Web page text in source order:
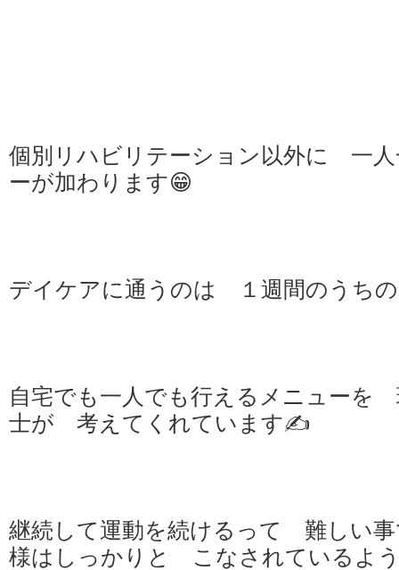
個別リハビリテーション以外に 一
ーが加わります😁
デイケアに通うのは １週間のう
自宅でも一人でも行えるメニューを
士が 考えてくれています✍️
継続して運動を続けるって 難しい
様はしっかりと こなされているよ